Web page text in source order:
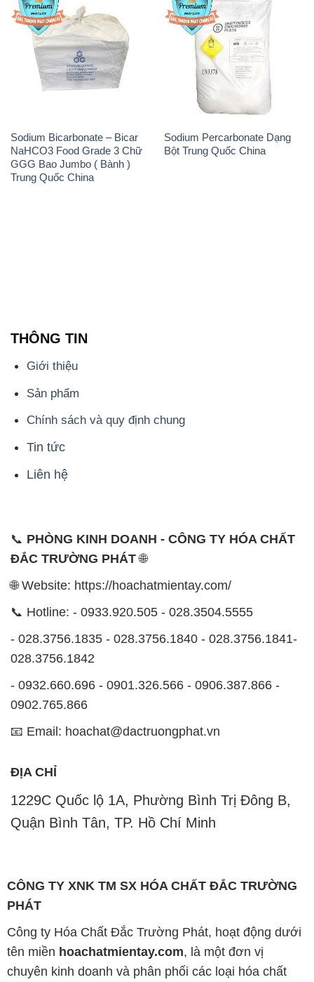
Sodium Bicarbonate – Bicar
NaHCO3 Food Grade 3 Chữ
GGG Bao Jumbo ( Bành )
Trung Quốc China
Sodium Percarbonate Dạng
Bột Trung Quốc China
THÔNG TIN
Giới thiệu
Sản phẩm
Chính sách và quy định chung
Tin tức
Liên hệ
📞 PHÒNG KINH DOANH - CÔNG TY HÓA CHẤT
ĐẮC TRƯỜNG PHÁT🌐
🌐 Website: https://hoachatmientay.com/
📞 Hotline: - 0933.920.505 - 028.3504.5555
- 028.3756.1835 - 028.3756.1840 - 028.3756.1841-
028.3756.1842
- 0932.660.696 - 0901.326.566 - 0906.387.866 -
0902.765.866
📧 Email: hoachat@dactruongphat.vn
ĐỊA CHỈ
1229C Quốc lộ 1A, Phường Bình Trị Đông B,
Quận Bình Tân, TP. Hồ Chí Minh
CÔNG TY XNK TM SX HÓA CHẤT ĐẮC TRƯỜNG
PHÁT
Công ty Hóa Chất Đắc Trường Phát, hoạt động dưới
tên miền hoachatmientay.com, là một đơn vị
chuyên kinh doanh và phân phối các loại hóa chất